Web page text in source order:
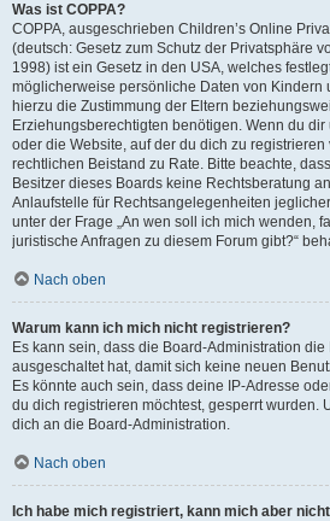
Was ist COPPA?
COPPA, ausgeschrieben Children’s Online
(deutsch: Gesetz zum Schutz der Privatsphäre
1998) ist ein Gesetz in den USA, welches
möglicherweise persönliche Daten von Kindern
hierzu die Zustimmung der Eltern
Erziehungsberechtigten benötigen. Wenn du
oder die Website, auf der du dich zu
rechtlichen Beistand zu Rate. Bitte beachte,
Besitzer dieses Boards keine Rechtsberatung
Anlaufstelle für Rechtsangelegenheiten
unter der Frage „An wen soll ich mich wenden,
juristische Anfragen zu diesem Forum gibt?“
Nach oben
Warum kann ich mich nicht registrieren?
Es kann sein, dass die Board-Administration
ausgeschaltet hat, damit sich keine neuen
Es könnte auch sein, dass deine IP-Adresse
du dich registrieren möchtest, gesperrt wurden.
dich an die Board-Administration.
Nach oben
Ich habe mich registriert, kann mich aber